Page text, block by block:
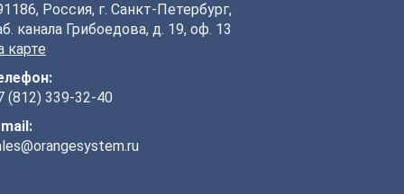
Россия, г. Санкт-Петербург,
канала Грибоедова, д. 19, оф. 13
карте
(812) 339-32-40